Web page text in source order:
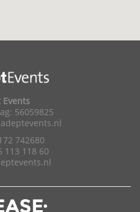
56059825
742680
113 118 60